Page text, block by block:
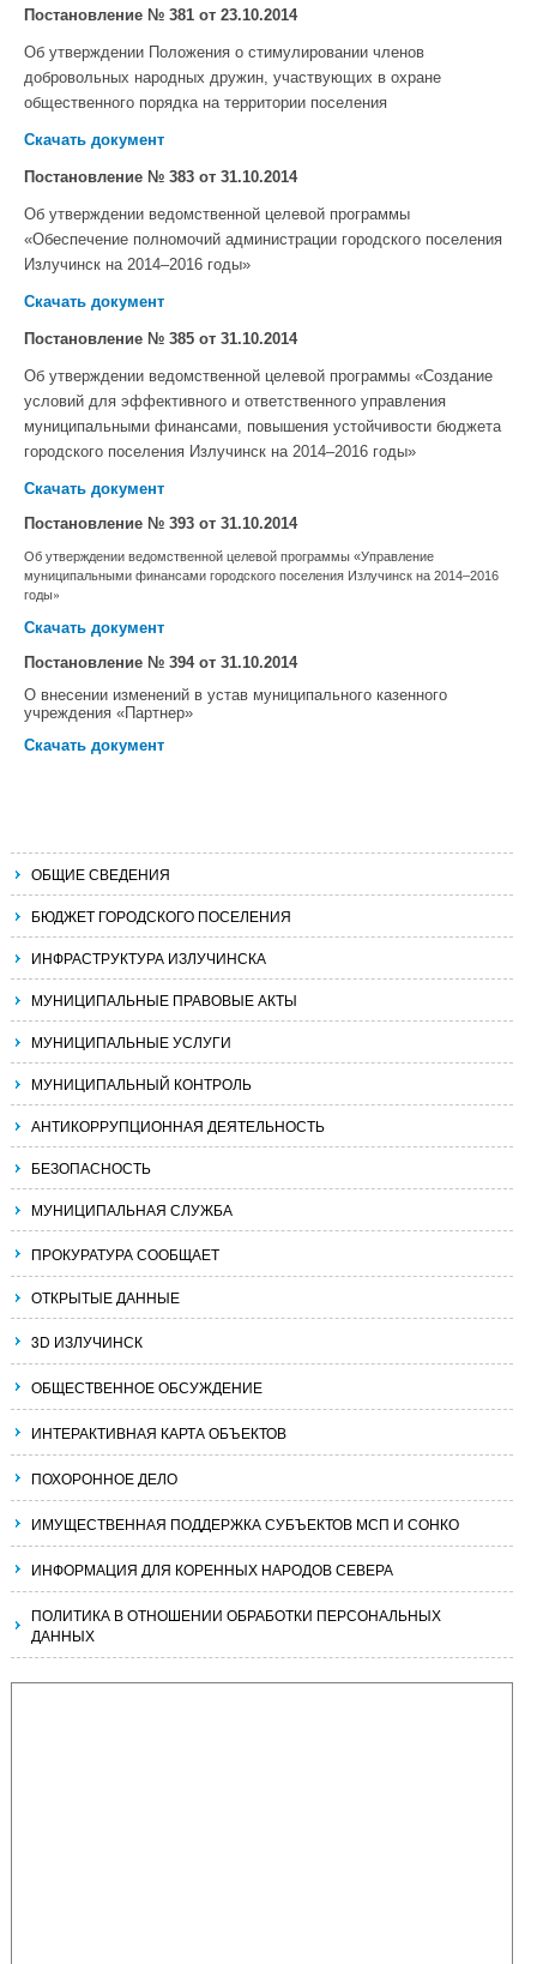
Постановление № 381 от 23.10.2014
Об утверждении Положения о стимулировании членов
добровольных народных дружин, участвующих в охране
общественного порядка на территории поселения
Скачать документ
Постановление № 383 от 31.10.2014
Об утверждении ведомственной целевой программы
«Обеспечение полномочий администрации городского поселения
Излучинск на 2014–2016 годы»
Скачать документ
Постановление № 385 от 31.10.2014
Об утверждении ведомственной целевой программы «Создание
условий для эффективного и ответственного управления
муниципальными финансами, повышения устойчивости бюджета
городского поселения Излучинск на 2014–2016 годы»
Скачать документ
Постановление № 393 от 31.10.2014
Об утверждении ведомственной целевой программы «Управление
муниципальными финансами городского поселения Излучинск на 2014–2016
годы»
Скачать документ
Постановление № 394 от 31.10.2014
О внесении изменений в устав муниципального казенного
учреждения «Партнер»
Скачать документ
ОБЩИЕ СВЕДЕНИЯ
БЮДЖЕТ ГОРОДСКОГО ПОСЕЛЕНИЯ
ИНФРАСТРУКТУРА ИЗЛУЧИНСКА
МУНИЦИПАЛЬНЫЕ ПРАВОВЫЕ АКТЫ
МУНИЦИПАЛЬНЫЕ УСЛУГИ
МУНИЦИПАЛЬНЫЙ КОНТРОЛЬ
АНТИКОРРУПЦИОННАЯ ДЕЯТЕЛЬНОСТЬ
БЕЗОПАСНОСТЬ
МУНИЦИПАЛЬНАЯ СЛУЖБА
ПРОКУРАТУРА СООБЩАЕТ
ОТКРЫТЫЕ ДАННЫЕ
3D ИЗЛУЧИНСК
ОБЩЕСТВЕННОЕ ОБСУЖДЕНИЕ
ИНТЕРАКТИВНАЯ КАРТА ОБЪЕКТОВ
ПОХОРОННОЕ ДЕЛО
ИМУЩЕСТВЕННАЯ ПОДДЕРЖКА СУБЪЕКТОВ МСП И СОНКО
ИНФОРМАЦИЯ ДЛЯ КОРЕННЫХ НАРОДОВ СЕВЕРА
ПОЛИТИКА В ОТНОШЕНИИ ОБРАБОТКИ ПЕРСОНАЛЬНЫХ
ДАННЫХ